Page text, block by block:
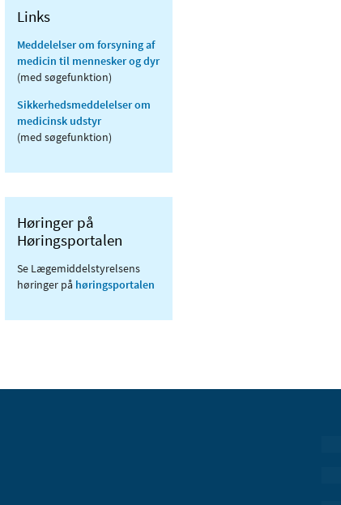
Links
Meddelelser om forsyning af
medicin til mennesker og dyr
(med søgefunktion)
Sikkerhedsmeddelelser om
medicinsk udstyr
(med søgefunktion)
Høringer på
Høringsportalen
Se Lægemiddelstyrelsens
høringer på høringsportalen